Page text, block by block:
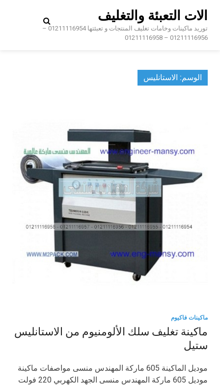
content
الات التعبئة والتغليف
توريد ماكينات وخامات تغليف المنتجات و تعبئتها 01211116954 –
01211116956 – 01211116958
الوسم: الاستانليس
ماكينات فاكيوم
ماكينة تغليف سلك الألومنيوم من الاستانليس
ستيل
موديل الماكينة 605 ماركة المهندس منسى مواصفات ماكينة
موديل 605 ماركة المهندس منسى الجهد الكهربي 220 فولت